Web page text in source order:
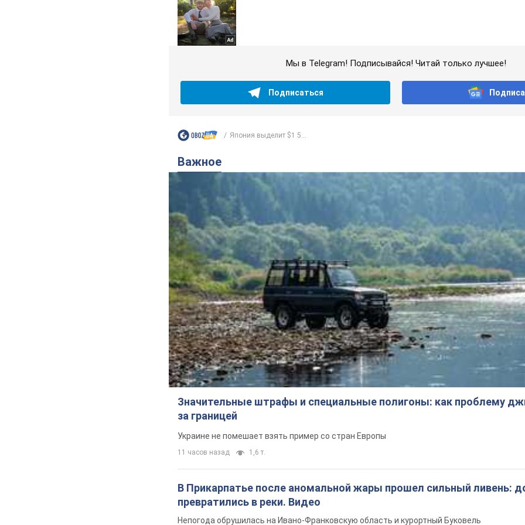
Мы в Telegram! Подписывайся! Читай только лучшее!
Подписаться
Япония выделит $1 5...
Важное
Значительные штрафы и специальные полигоны: как проблему
за границей
Украине не помешает взять пример со стран Европы
11 часов назад 1,6 т.
В Прикарпатье после аномальной жары прошел сильный ливень:
превратились в реки. Видео
Непогода обрушилась на Ивано-Франковскую область и курортный Буковель